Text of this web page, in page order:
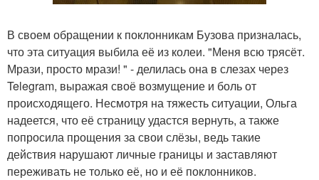
В своем обращении к поклонникам Бузова призналась,
что эта ситуация выбила её из колеи. "Меня всю трясёт.
Мрази, просто мрази! " - делилась она в слезах через
Telegram, выражая своё возмущение и боль от
происходящего. Несмотря на тяжесть ситуации, Ольга
надеется, что её страницу удастся вернуть, а также
попросила прощения за свои слёзы, ведь такие
действия нарушают личные границы и заставляют
переживать не только её, но и её поклонников.